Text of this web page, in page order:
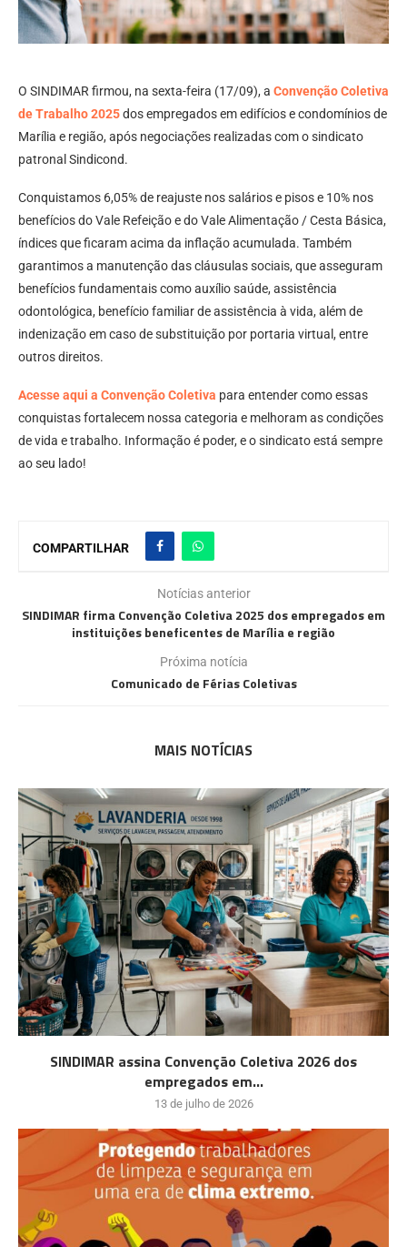
O SINDIMAR firmou, na sexta-feira (17/09), a Convenção Coletiva
de Trabalho 2025dos empregados em edifícios e condomínios de
Marília e região, após negociações realizadas com o sindicato
patronal Sindicond.
Conquistamos 6,05% de reajuste nos salários e pisos e 10% nos
benefícios do Vale Refeição e do Vale Alimentação / Cesta Básica,
índices que ficaram acima da inflação acumulada. Também
garantimos a manutenção das cláusulas sociais, que asseguram
benefícios fundamentais como auxílio saúde, assistência
odontológica, benefício familiar de assistência à vida, além de
indenização em caso de substituição por portaria virtual, entre
outros direitos.
Acesse aqui a Convenção Coletiva para entender como essas
conquistas fortalecem nossa categoria e melhoram as condições
de vida e trabalho. Informação é poder, e o sindicato está sempre
ao seu lado!
COMPARTILHAR
Notícias anterior
SINDIMAR firma Convenção Coletiva 2025 dos empregados em
instituições beneficentes de Marília e região
Próxima notícia
Comunicado de Férias Coletivas
MAIS NOTÍCIAS
SINDIMAR assina Convenção Coletiva 2026 dos
empregados em...
13 de julho de 2026